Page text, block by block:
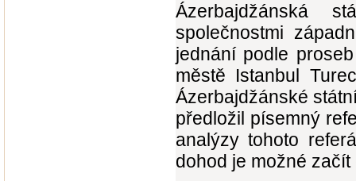
Ázerbajdžánská
společnostmi
jednání podle
městě Istanbul
Ázerbajdžánské
předložil písemný
analýzy tohoto
dohod je možné